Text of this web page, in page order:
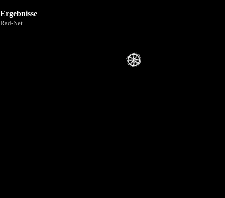
Ergebnisse
Rad-Net